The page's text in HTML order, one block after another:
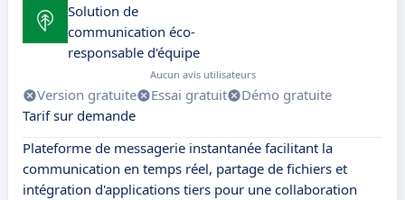
Solution de
communication éco-
responsable d'équipe
Aucun avis utilisateurs
Version gratuite Essai gratuit
Démo gratuite
Tarif sur demande
Plateforme de messagerie instantanée facilitant la
communication en temps réel, partage de fichiers et
intégration d'applications tiers pour une collaboration